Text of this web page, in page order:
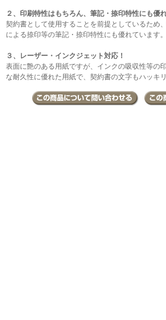
２、印刷特性はもちろん、筆記・捺印特性にも優
契約書として使用することを前提としているため
による捺印等の筆記・捺印特性にも優れています。
３、レーザー・インクジェット対応！
表面に艶のある用紙ですが、インクの吸収性等の
な耐久性に優れた用紙で、契約書の文字もハッキリ